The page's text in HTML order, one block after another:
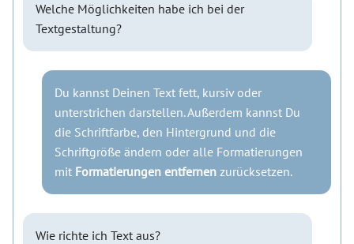
Welche Möglichkeiten habe ich bei der
Textgestaltung?
Du kannst Deinen Text fett, kursiv oder
unterstrichen darstellen. Außerdem kannst Du
die Schriftfarbe, den Hintergrund und die
Schriftgröße ändern oder alle Formatierungen
mit Formatierungen entfernen zurücksetzen.
Wie richte ich Text aus?